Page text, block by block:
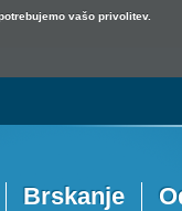
vašo privolitev.
Brskanje